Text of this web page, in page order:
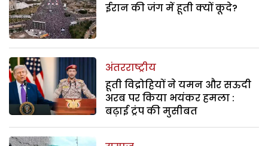
ईरान की जंग में हूती क्यों कूदे?
अंतरराष्ट्रीय
हूती विद्रोहियों ने यमन और सऊदी
अरब पर किया भयंकर हमला :
बढ़ाई ट्रंप की मुसीबत